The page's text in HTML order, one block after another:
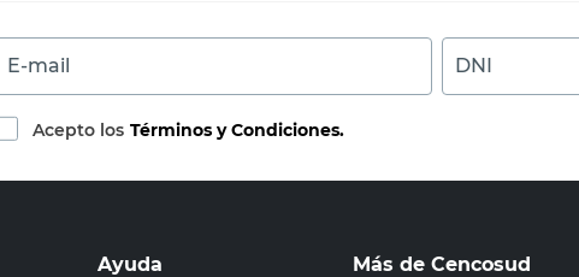
E-mail DNI
Acepto los Términos y Condiciones.
Ayuda Más de Cencosud